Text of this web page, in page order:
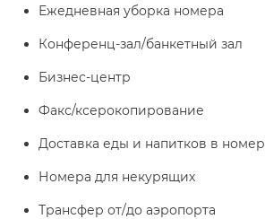
Ежедневная уборка номера
Конференц-зал/банкетный зал
Бизнес-центр
Факс/ксерокопирование
Доставка еды и напитков в номер
Номера для некурящих
Трансфер от/до аэропорта